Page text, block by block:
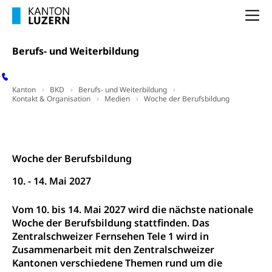
Berufs- und Weiterbildung
Kanton BKD
Berufs- und Weiterbildung
Kontakt & Organisation
Medien Woche der Berufsbildung
Woche der Berufsbildung
10. - 14. Mai 2027
Vom 10. bis 14. Mai 2027 wird die nächste nationale
Woche der Berufsbildung stattfinden. Das
Zentralschweizer Fernsehen Tele 1 wird in
Zusammenarbeit mit den Zentralschweizer
Kantonen verschiedene Themen rund um die
Forschungsförderung, Wissenschaftsmarketing,
Wissenschaft, Forschung, Entwicklung, Projekte
Projektförderung Universität Luzern unilu
Erwachsenenbildung und Weiterbildung
Berufsbildung, Berufsmatura nach Lehre,
Neuorientierung, Grundkompetenzen,
Erwachsenenmatura
Bildungsgutscheine Grundkompetenzen
Fachperson Betreuung (verkürzte
Grundbildung)
Fachperson Gesundheit (verkürzte
Grundbildung)
Berufliche Grundbildung
Lehre, Berufsfachschule, Lehrbetrieb, Lehrvertrag,
Berufswahl & Berufsberatung, Schnupperlehre und
Lehrstellensuche, Berufsmaturität,
Brückenangebote, Zugewanderte & Arbeitsmarkt,
Fachstelle Berufsbildung
Schulen und Berufsbildungszentren
Hochschule Fachhochschule